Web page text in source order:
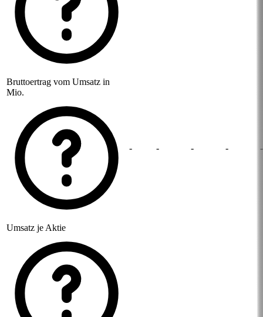
Bruttoertrag vom Umsatz in
Mio.
- - - - -
Umsatz je Aktie